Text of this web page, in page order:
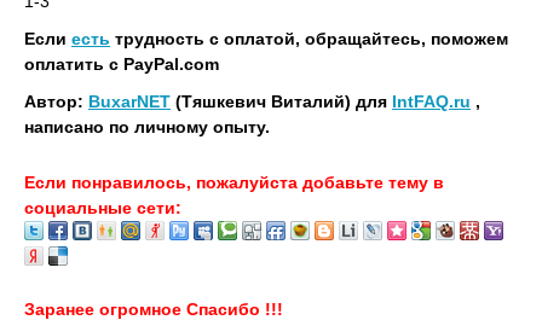
Если есть трудность с оплатой, обращайтесь, поможем
оплатить с PayPal.com
Автор: BuxarNET (Тяшкевич Виталий) для IntFAQ.ru ,
написано по личному опыту.
Если понравилось, пожалуйста добавьте тему в
социальные сети:
Заранее огромное Спасибо !!!